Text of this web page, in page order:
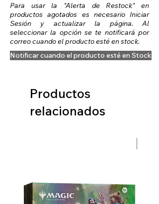
Para usar la "Alerta de Restock" en
productos agotados es necesario Iniciar
Sesión y actualizar la página. Al
seleccionar la opción se te notificará por
correo cuando el producto esté en stock.
Notificar cuando el producto esté en Stock
Productos
relacionados